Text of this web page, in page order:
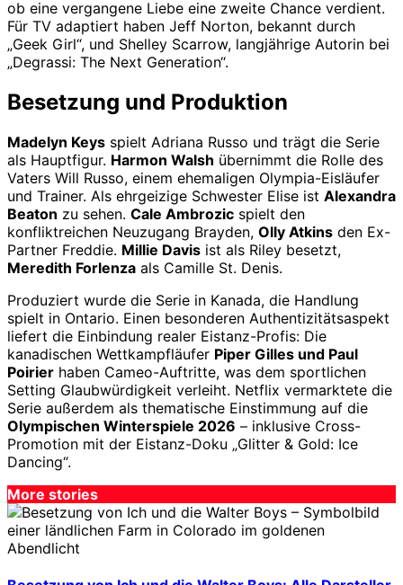
ob eine vergangene Liebe eine zweite Chance verdient.
Für TV adaptiert haben Jeff Norton, bekannt durch
„Geek Girl“, und Shelley Scarrow, langjährige Autorin bei
„Degrassi: The Next Generation“.
Besetzung und Produktion
Madelyn Keys spielt Adriana Russo und trägt die Serie
als Hauptfigur. Harmon Walsh übernimmt die Rolle des
Vaters Will Russo, einem ehemaligen Olympia-Eisläufer
und Trainer. Als ehrgeizige Schwester Elise ist Alexandra
Beaton zu sehen. Cale Ambrozic spielt den
konfliktreichen Neuzugang Brayden, Olly Atkins den Ex-
Partner Freddie. Millie Davis ist als Riley besetzt,
Meredith Forlenza als Camille St. Denis.
Produziert wurde die Serie in Kanada, die Handlung
spielt in Ontario. Einen besonderen Authentizitätsaspekt
liefert die Einbindung realer Eistanz-Profis: Die
kanadischen Wettkampfläufer Piper Gilles und Paul
Poirier haben Cameo-Auftritte, was dem sportlichen
Setting Glaubwürdigkeit verleiht. Netflix vermarktete die
Serie außerdem als thematische Einstimmung auf die
Olympischen Winterspiele 2026 – inklusive Cross-
Promotion mit der Eistanz-Doku „Glitter & Gold: Ice
Dancing“.
More stories